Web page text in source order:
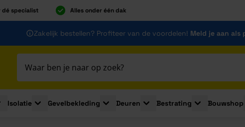
dé specialist Alles onder één dak
Zakelijk bestellen? Profiteer van de voordelen! Meld je aan als
submenu for Plaatmaterialen
Isolatie
Toggle submenu for Isolatie
Gevelbekleding
Toggle submenu for Gevelbekleding
Deuren
Toggle submenu for Deuren
Bestrating
Toggle
Bouwshop